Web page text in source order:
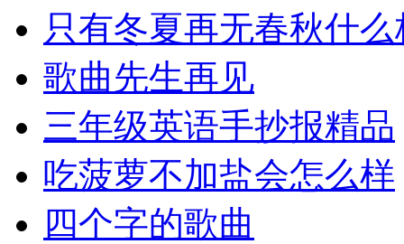
只有冬夏再无春秋什么
歌曲先生再见
三年级英语手抄报精品
吃菠萝不加盐会怎么样
四个字的歌曲